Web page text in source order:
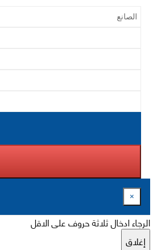
×
الرجاء ادخال ثلاثة حروف على الاقل
إغلاق